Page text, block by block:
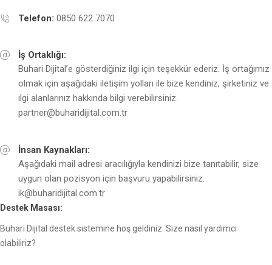
Telefon: 0850 622 7070
İş Ortaklığı:
Buhari Dijital’e gösterdiğiniz ilgi için teşekkür ederiz. İş ortağımız
olmak için aşağıdaki iletişim yolları ile bize kendiniz, şirketiniz ve
ilgi alanlarınız hakkında bilgi verebilirsiniz.
partner@buharidijital.com.tr
İnsan Kaynakları:
Aşağıdaki mail adresi aracılığıyla kendinizi bize tanıtabilir, size
uygun olan pozisyon için başvuru yapabilirsiniz.
ik@buharidijital.com.tr
Destek Masası:
Buhari Dijital destek sistemine hoş geldiniz. Size nasıl yardımcı
olabiliriz?